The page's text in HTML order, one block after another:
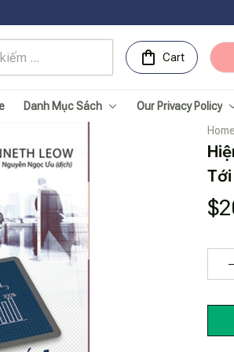
Cart
Danh Mục Sách Our Privacy Policy
Home
Tới